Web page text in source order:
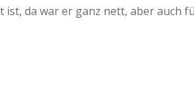
da war er ganz nett, aber auch